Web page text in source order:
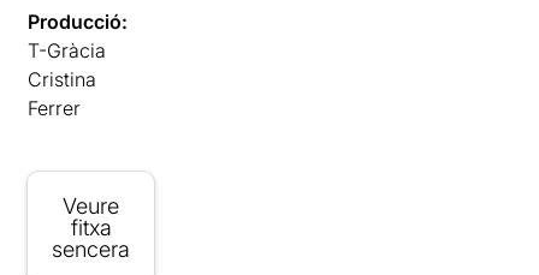
Producció:
T-Gràcia
Cristina
Ferrer
Veure
fitxa
sencera